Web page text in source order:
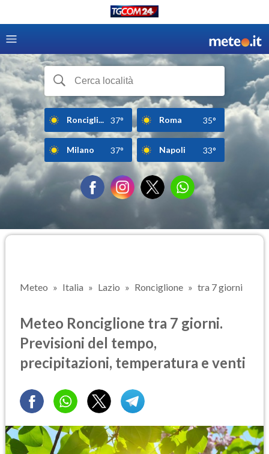
Roncigli... 37° Roma 35°
Milano 37° Napoli 33°
Meteo Italia Lazio Ronciglione tra 7 giorni
Meteo Ronciglione tra 7 giorni.
Previsioni del tempo,
precipitazioni, temperatura e venti